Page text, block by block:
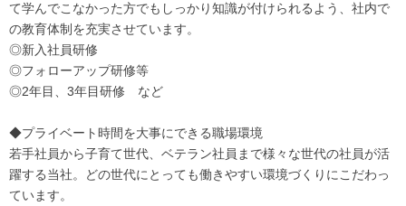
て学んでこなかった方でもしっかり知識が付けられるよう、社内で
の教育体制を充実させています。
◎新入社員研修
◎フォローアップ研修等
◎2年目、3年目研修 など
◆プライベート時間を大事にできる職場環境
若手社員から子育て世代、ベテラン社員まで様々な世代の社員が活
躍する当社。どの世代にとっても働きやすい環境づくりにこだわっ
ています。